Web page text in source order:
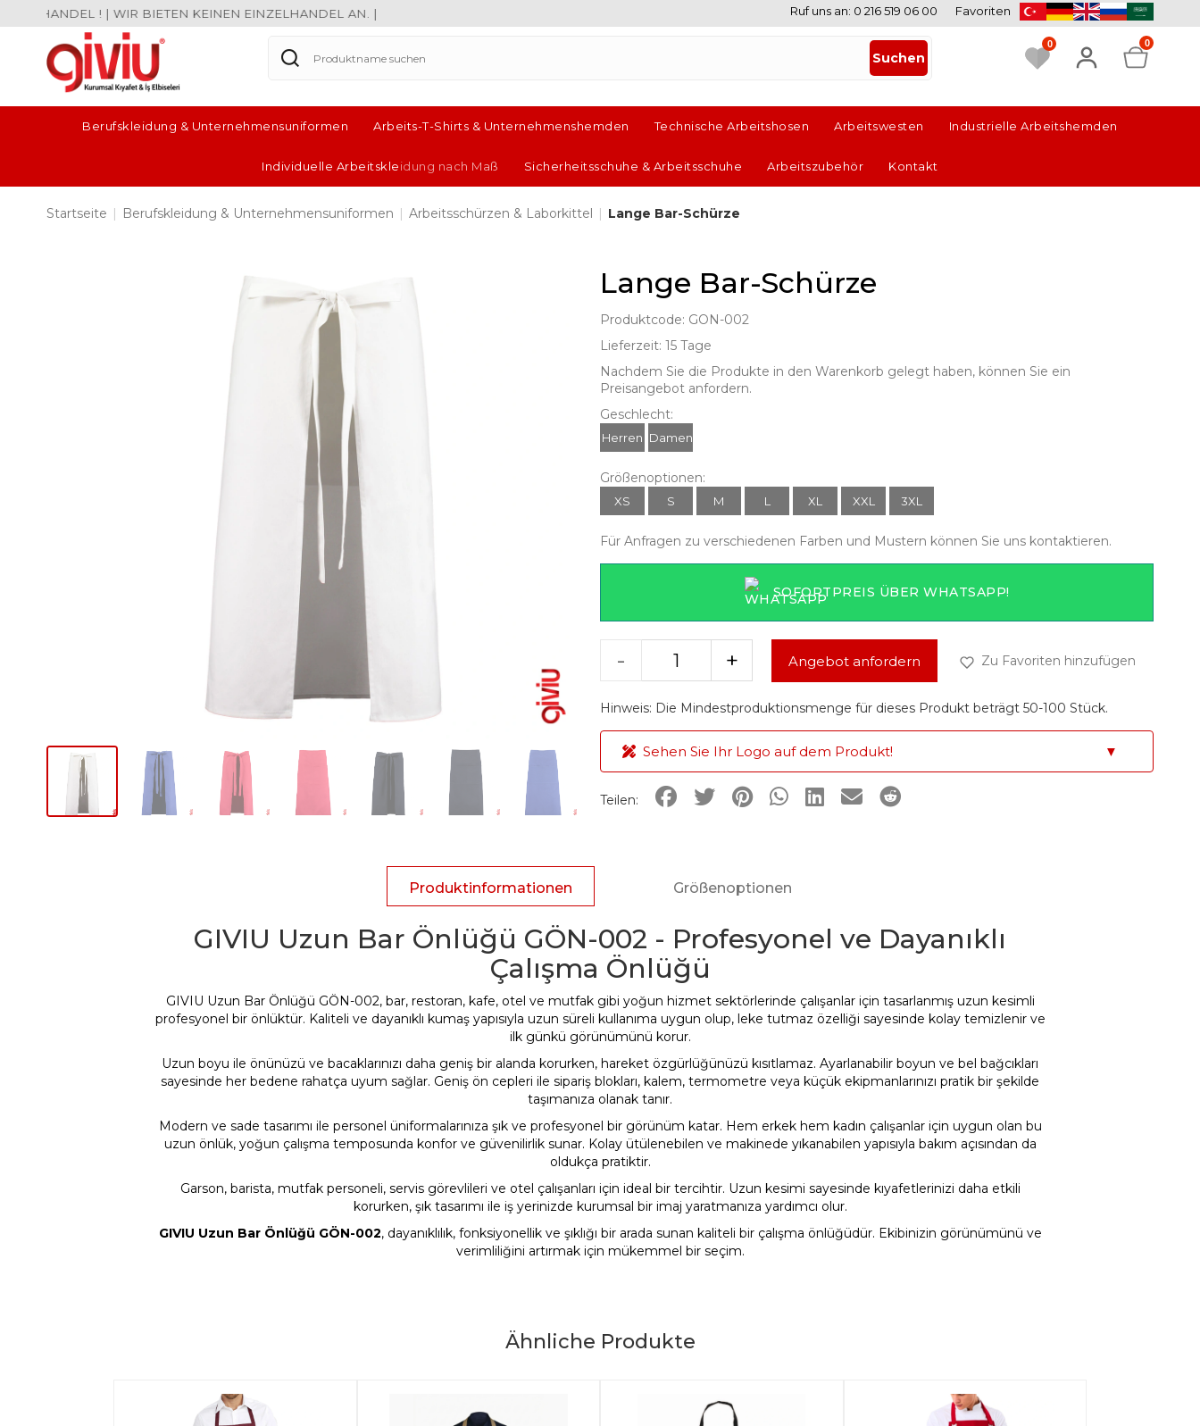
! | WIR BIETEN KEINEN EINZELHANDEL AN. | Ruf uns an: 0 216 519 06 00 Favoriten
0 0
Berufskleidung & Unternehmensuniformen Arbeits-T-Shirts & Unternehmenshemden Technische Arbeitshosen Arbeitswesten Industrielle Arbeitshemden
Individuelle Arbeitskleidung nach Maß Sicherheitsschuhe & Arbeitsschuhe Arbeitszubehör Kontakt
Startseite | Berufskleidung & Unternehmensuniformen | Arbeitsschürzen & Laborkittel | Lange Bar-Schürze
Lange Bar-Schürze
Produktcode: GON-002
Lieferzeit: 15 Tage
Nachdem Sie die Produkte in den Warenkorb gelegt haben, können Sie ein
Preisangebot anfordern.
Geschlecht:
Herren Damen
Größenoptionen:
XS S M L XL XXL 3XL
Für Anfragen zu verschiedenen Farben und Mustern können Sie uns kontaktieren.
SOFORTPREIS ÜBER WHATSAPP!
- + Angebot anfordern Zu Favoriten hinzufügen
Hinweis: Die Mindestproduktionsmenge für dieses Produkt beträgt 50-100 Stück.
Sehen Sie Ihr Logo auf dem Produkt! ▼
Teilen:
Produktinformationen Größenoptionen
GIVIU Uzun Bar Önlüğü GÖN-002 - Profesyonel ve Dayanıklı
Çalışma Önlüğü
GIVIU Uzun Bar Önlüğü GÖN-002, bar, restoran, kafe, otel ve mutfak gibi yoğun hizmet sektörlerinde çalışanlar için tasarlanmış uzun kesimli
profesyonel bir önlüktür. Kaliteli ve dayanıklı kumaş yapısıyla uzun süreli kullanıma uygun olup, leke tutmaz özelliği sayesinde kolay temizlenir ve
ilk günkü görünümünü korur.
Uzun boyu ile önünüzü ve bacaklarınızı daha geniş bir alanda korurken, hareket özgürlüğünüzü kısıtlamaz. Ayarlanabilir boyun ve bel bağcıkları
sayesinde her bedene rahatça uyum sağlar. Geniş ön cepleri ile sipariş blokları, kalem, termometre veya küçük ekipmanlarınızı pratik bir şekilde
taşımanıza olanak tanır.
Modern ve sade tasarımı ile personel üniformalarınıza şık ve profesyonel bir görünüm katar. Hem erkek hem kadın çalışanlar için uygun olan bu
uzun önlük, yoğun çalışma temposunda konfor ve güvenilirlik sunar. Kolay ütülenebilen ve makinede yıkanabilen yapısıyla bakım açısından da
oldukça pratiktir.
Garson, barista, mutfak personeli, servis görevlileri ve otel çalışanları için ideal bir tercihtir. Uzun kesimi sayesinde kıyafetlerinizi daha etkili
korurken, şık tasarımı ile iş yerinizde kurumsal bir imaj yaratmanıza yardımcı olur.
GIVIU Uzun Bar Önlüğü GÖN-002, dayanıklılık, fonksiyonellik ve şıklığı bir arada sunan kaliteli bir çalışma önlüğüdür. Ekibinizin görünümünü ve
verimliliğini artırmak için mükemmel bir seçim.
Ähnliche Produkte